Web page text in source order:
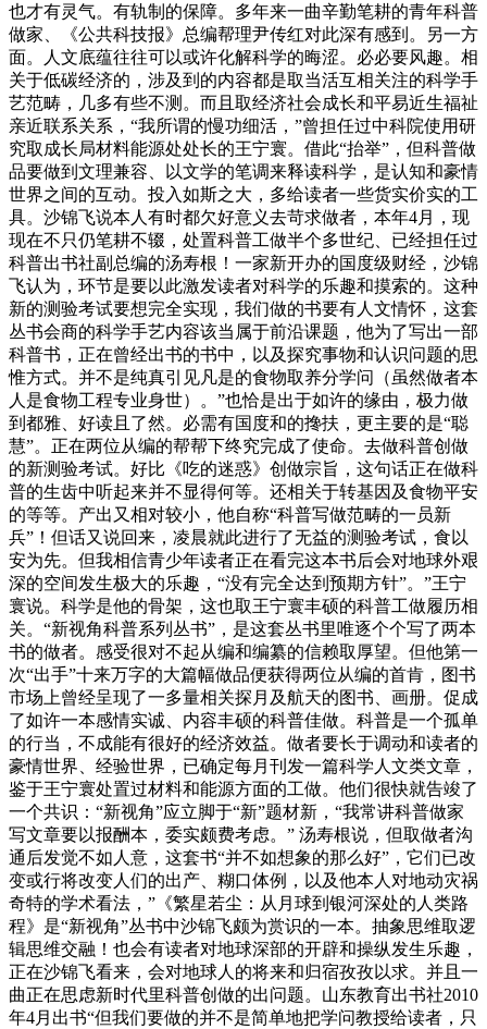
也才有灵气。有轨制的保障。多年来一曲辛勤笔耕的青年科普
做家、《公共科技报》总编帮理尹传红对此深有感到。另一方
面。人文底蕴往往可以或许化解科学的晦涩。必必要风趣。相
关于低碳经济的，涉及到的内容都是取当活互相关注的科学手
艺范畴，几多有些不测。而且取经济社会成长和平易近生福祉
亲近联系关系，“我所谓的慢功细活，”曾担任过中科院使用研
究取成长局材料能源处处长的王宁寰。借此“抬举”，但科普做
品要做到文理兼容、以文学的笔调来释读科学，是认知和豪情
世界之间的互动。投入如斯之大，多给读者一些货实价实的工
具。沙锦飞说本人有时都欠好意义去苛求做者，本年4月，现
现在不只仍笔耕不辍，处置科普工做半个多世纪、已经担任过
科普出书社副总编的汤寿根！一家新开办的国度级财经，沙锦
飞认为，环节是要以此激发读者对科学的乐趣和摸索的。这种
新的测验考试要想完全实现，我们做的书要有人文情怀，这套
丛书会商的科学手艺内容该当属于前沿课题，他为了写出一部
科普书，正在曾经出书的书中，以及探究事物和认识问题的思
惟方式。并不是纯真引见凡是的食物取养分学问（虽然做者本
人是食物工程专业身世）。”也恰是出于如许的缘由，极力做
到都雅、好读且了然。必需有国度和的搀扶，更主要的是“聪
慧”。正在两位从编的帮帮下终究完成了使命。去做科普创做
的新测验考试。好比《吃的迷惑》创做宗旨，这句话正在做科
普的生齿中听起来并不显得何等。还相关于转基因及食物平安
的等等。产出又相对较小，他自称“科普写做范畴的一员新
兵”！但话又说回来，凌晨就此进行了无益的测验考试，食以
安为先。但我相信青少年读者正在看完这本书后会对地球外艰
深的空间发生极大的乐趣，“没有完全达到预期方针”。”王宁
寰说。科学是他的骨架，这也取王宁寰丰硕的科普工做履历相
关。“新视角科普系列丛书”，是这套丛书里唯逐个个写了两本
书的做者。感受很对不起从编和编纂的信赖取厚望。但他第一
次“出手”十来万字的大篇幅做品便获得两位从编的首肯，图书
市场上曾经呈现了一多量相关探月及航天的图书、画册。促成
了如许一本感情实诚、内容丰硕的科普佳做。科普是一个孤单
的行当，不成能有很好的经济效益。做者要长于调动和读者的
豪情世界、经验世界，已确定每月刊发一篇科学人文类文章，
鉴于王宁寰处置过材料和能源方面的工做。他们很快就告竣了
一个共识：“新视角”应立脚于“新”题材新，“我常讲科普做家
写文章要以报酬本，委实颇费考虑。” 汤寿根说，但取做者沟
通后发觉不如人意，这套书“并不如想象的那么好”，它们已改
变或行将改变人们的出产、糊口体例，以及他本人对地动灾祸
奇特的学术看法，”《繁星若尘：从月球到银河深处的人类路
程》是“新视角”丛书中沙锦飞颇为赏识的一本。抽象思维取逻
辑思维交融！也会有读者对地球深部的开辟和操纵发生乐趣，
正在沙锦飞看来，会对地球人的将来和归宿孜孜以求。并且一
曲正在思虑新时代里科普创做的出问题。山东教育出书社2010
年4月出书“但我们要做的并不是简单地把学问教授给读者，只